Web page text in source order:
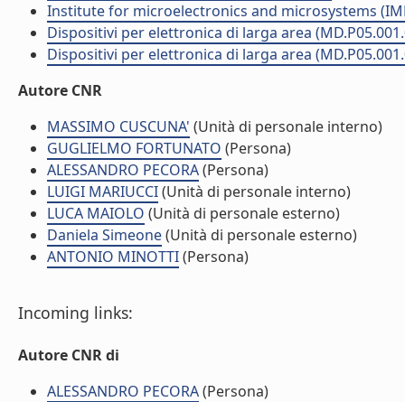
Institute for microelectronics and microsystems
Dispositivi per elettronica di larga area
Dispositivi per elettronica di larga area
Autore CNR
MASSIMO CUSCUNA' (Unità di personale interno)
GUGLIELMO FORTUNATO (Persona)
ALESSANDRO PECORA(Persona)
LUIGI MARIUCCI(Unità di personale interno)
LUCA MAIOLO (Unità di personale esterno)
Daniela Simeone(Unità di personale esterno)
ANTONIO MINOTTI(Persona)
Incoming links:
Autore CNR di
ALESSANDRO PECORA(Persona)